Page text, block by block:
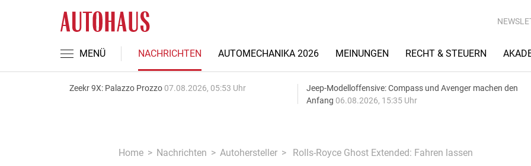
MENÜ NACHRICHTEN AUTOMECHANIKA 2026 MEINUNGEN RECHT & STEUERN
Zeekr 9X: Palazzo Prozzo 07.08.2026, 05:53 Uhr
Jeep-Modelloffensive: Compass und Avenger machen den
Anfang 06.08.2026, 15:35 Uhr
Home Nachrichten Autohersteller Rolls-Royce Ghost Extended: Fahren lassen